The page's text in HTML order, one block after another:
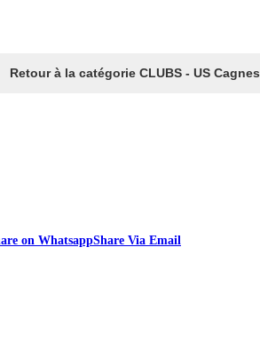
Retour à la catégorie CLUBS - US Cagnes
on WhatsappShare Via Email